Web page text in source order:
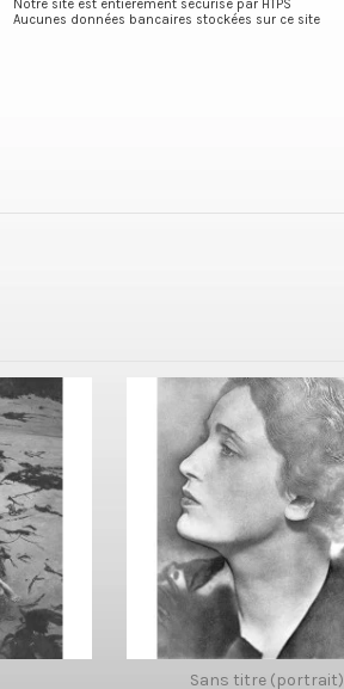
Notre site est entièrement sécurisé par HTPS
Aucunes données bancaires stockées sur ce site
Sans titre (portrait)